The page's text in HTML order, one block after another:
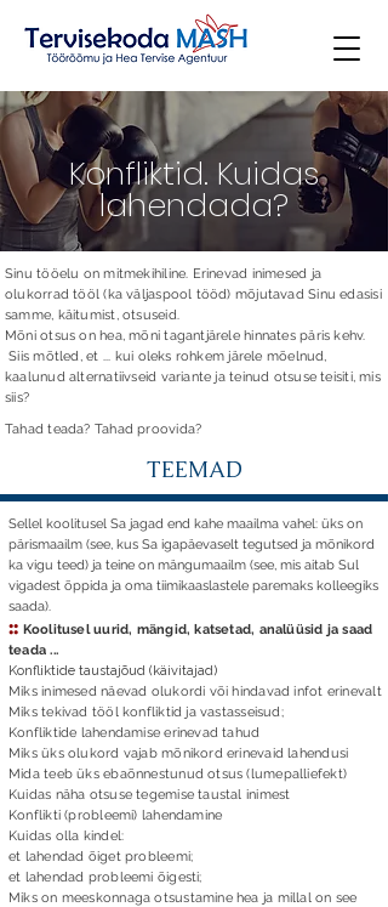
Konfliktid. Kuidas
lahendada?
Sinu tööelu on mitmekihiline. Erinevad inimesed ja
olukorrad tööl (ka väljaspool tööd) mõjutavad Sinu edasisi
samme, käitumist, otsuseid.
Mõni otsus on hea, mõni tagantjärele hinnates päris kehv.
Siis mõtled, et ... kui oleks rohkem järele mõelnud,
kaalunud alternatiivseid variante ja teinud otsuse teisiti, mis
siis?
Tahad teada? Tahad proovida?
TEEMAD
Sellel koolitusel Sa jagad end kahe maailma vahel: üks on
pärismaailm (see, kus Sa igapäevaselt tegutsed ja mõnikord
ka vigu teed) ja teine on mängumaailm (see, mis aitab Sul
vigadest õppida ja oma tiimikaaslastele paremaks kolleegiks
saada).
:: Koolitusel uurid, mängid, katsetad, analüüsid ja saad
teada ...
Konfliktide taustajõud (käivitajad)
Miks inimesed näevad olukordi või hindavad infot erinevalt
Miks tekivad tööl konfliktid ja vastasseisud;
Konfliktide lahendamise erinevad tahud ​
Miks üks olukord vajab mõnikord erinevaid lahendusi
Mida teeb üks ebaõnnestunud otsus (lumepalliefekt)
Kuidas näha otsuse tegemise taustal inimest
Konflikti (probleemi) lahendamine​
Kuidas olla kindel:
et lahendad õiget probleemi;
et lahendad probleemi õigesti;
Miks on meeskonnaga otsustamine hea ja millal on see